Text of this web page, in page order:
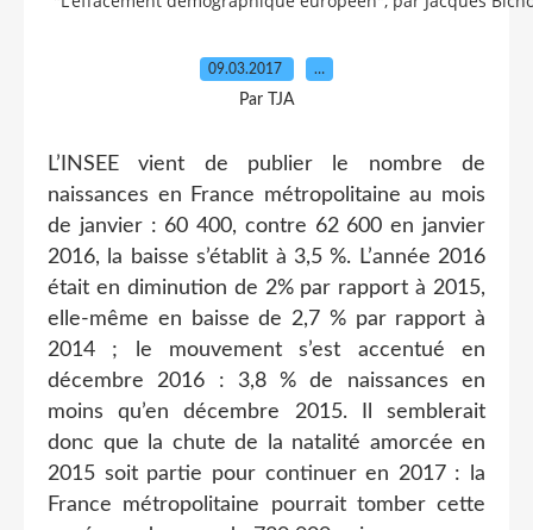
09.03.2017 …
Par TJA
L’INSEE vient de publier le nombre de
naissances en France métropolitaine au mois
de janvier : 60 400, contre 62 600 en janvier
2016, la baisse s’établit à 3,5 %. L’année 2016
était en diminution de 2% par rapport à 2015,
elle-même en baisse de 2,7 % par rapport à
2014 ; le mouvement s’est accentué en
décembre 2016 : 3,8 % de naissances en
moins qu’en décembre 2015. Il semblerait
donc que la chute de la natalité amorcée en
2015 soit partie pour continuer en 2017 : la
France métropolitaine pourrait tomber cette